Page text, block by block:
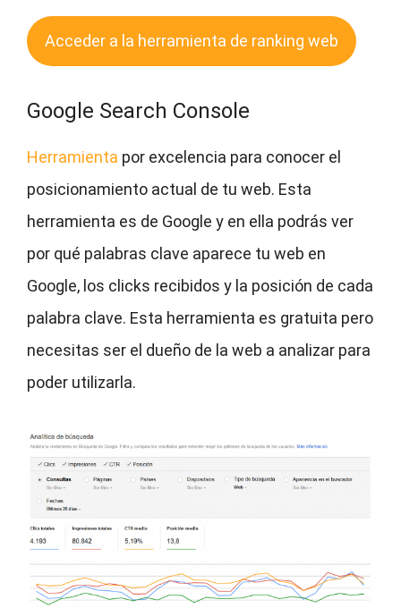
Acceder a la herramienta de ranking web
Google Search Console
Herramienta por excelencia para conocer el
posicionamiento actual de tu web. Esta
herramienta es de Google y en ella podrás ver
por qué palabras clave aparece tu web en
Google, los clicks recibidos y la posición de cada
palabra clave. Esta herramienta es gratuita pero
necesitas ser el dueño de la web a analizar para
poder utilizarla.